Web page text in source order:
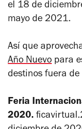
el 18 de
mayo de 2021.
Así que
Año Nuevo para
destinos fuera de
Feria
2020.